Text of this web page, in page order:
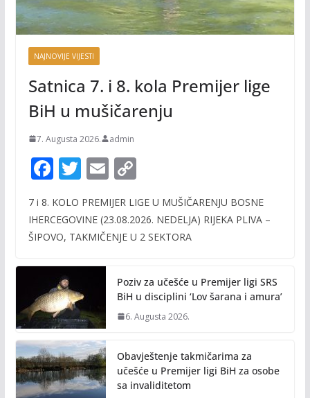
NAJNOVIJE VIJESTI
Satnica 7. i 8. kola Premijer lige
BiH u mušičarenju
7. Augusta 2026. admin
F
e
b
o
k
T
itt
er
E
ai
l
C
p
y
n
k
7 i 8. KOLO PREMIJER LIGE U MUŠIČARENJU BOSNE
IHERCEGOVINE (23.08.2026. NEDELJA) RIJEKA PLIVA –
ŠIPOVO, TAKMIČENJE U 2 SEKTORA
Poziv za učešće u Premijer ligi SRS
BiH u disciplini ‘Lov šarana i amura’
6. Augusta 2026.
Obavještenje takmičarima za
učešće u Premijer ligi BiH za osobe
sa invaliditetom